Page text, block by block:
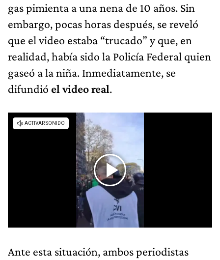
gas pimienta a una nena de 10 años. Sin
embargo, pocas horas después, se reveló
que el video estaba “trucado” y que, en
realidad, había sido la Policía Federal quien
gaseó a la niña. Inmediatamente, se
difundió el video real.
Ante esta situación, ambos periodistas